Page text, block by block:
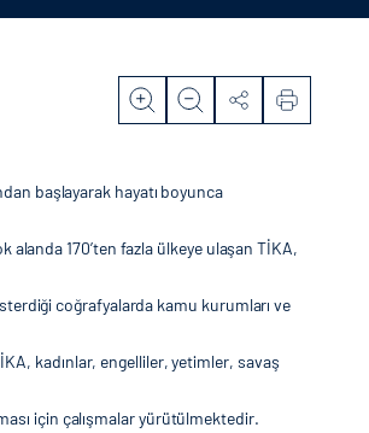
başlayarak hayatı boyunca
alanda 170’ten fazla ülkeye ulaşan TİKA,
coğrafyalarda kamu kurumları ve
kadınlar, engelliler, yetimler, savaş
için çalışmalar yürütülmektedir.